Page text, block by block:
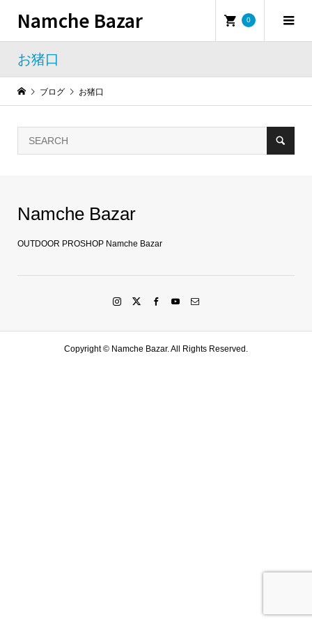
Namche Bazar 0
お猪口
ブログ お猪口
Namche Bazar
OUTDOOR PROSHOP Namche Bazar
Copyright © Namche Bazar. All Rights Reserved.
LINE友達登録